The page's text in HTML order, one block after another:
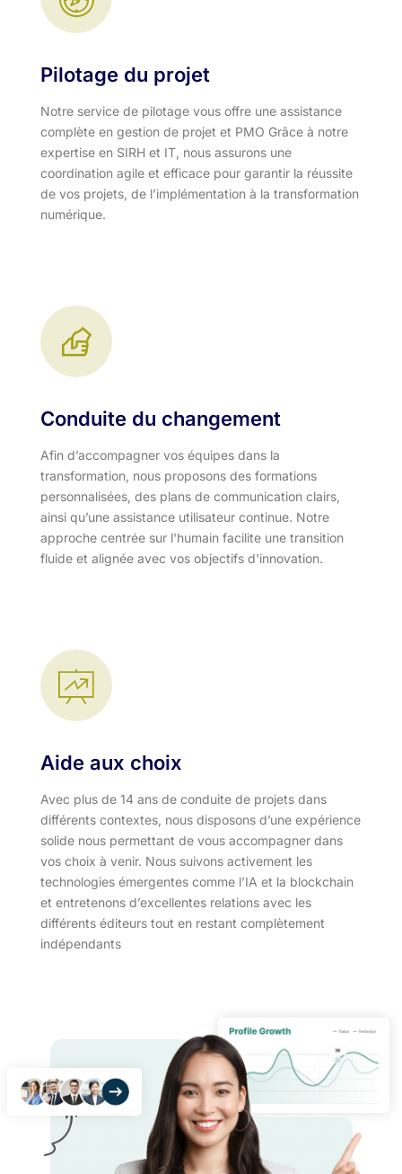
Pilotage du projet
Notre service de pilotage vous offre une assistance
complète en gestion de projet et PMO Grâce à notre
expertise en SIRH et IT, nous assurons une
coordination agile et efficace pour garantir la réussite
de vos projets, de l’implémentation à la transformation
numérique.
Conduite du changement
Afin d’accompagner vos équipes dans la
transformation, nous proposons des formations
personnalisées, des plans de communication clairs,
ainsi qu’une assistance utilisateur continue. Notre
approche centrée sur l'humain facilite une transition
fluide et alignée avec vos objectifs d'innovation.​
Aide aux choix
Avec plus de 14 ans de conduite de projets dans
différents contextes, nous disposons d’une expérience
solide nous permettant de vous accompagner dans
vos choix à venir. Nous suivons activement les
technologies émergentes comme l’IA et la blockchain
et entretenons d’excellentes relations avec les
différents éditeurs tout en restant complètement
indépendants